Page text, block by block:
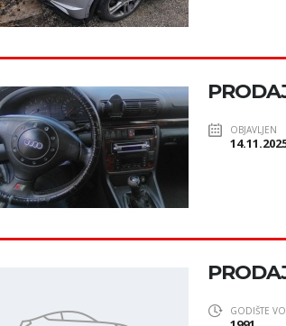
OBJAVLJEN
GODIŠTE